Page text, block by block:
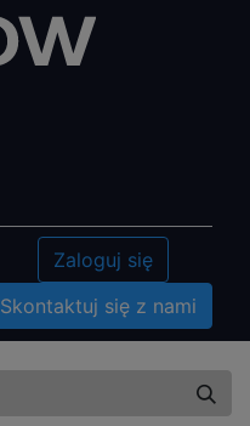
Zaloguj się
Skontaktuj się z nami